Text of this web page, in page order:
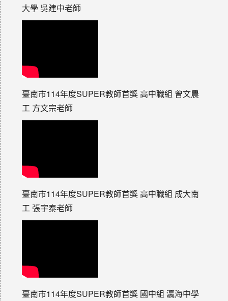
大學 吳建中老師
臺南市114年度SUPER教師首獎 高中職組 曾文農
工 方文宗老師
臺南市114年度SUPER教師首獎 高中職組 成大南
工 張宇泰老師
臺南市114年度SUPER教師首獎 國中組 瀛海中學